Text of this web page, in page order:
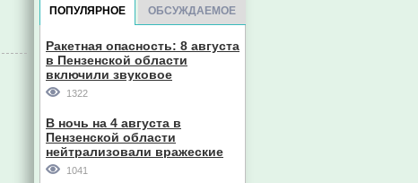
ПОПУЛЯРНОЕ ОБСУЖДАЕМОЕ
Ракетная опасность: 8 августа
в Пензенской области
включили звуковое
оповещение
1322
В ночь на 4 августа в
Пензенской области
нейтрализовали вражеские
дроны
1041